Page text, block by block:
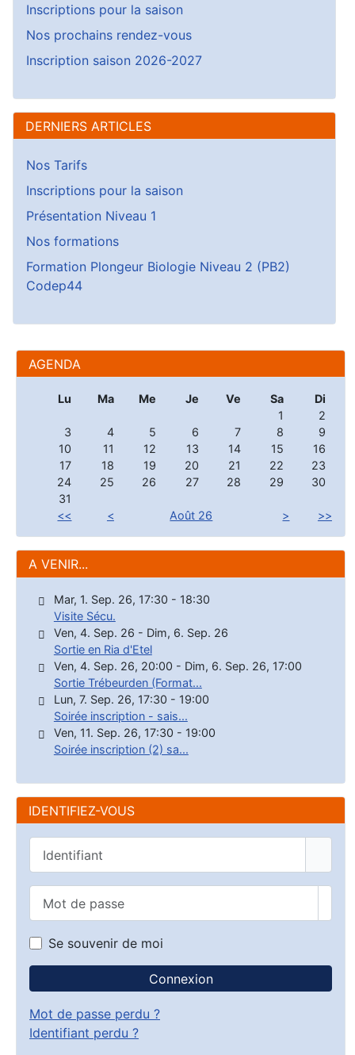
AGENDA
Lu Ma Me Je Ve Sa
Di
1
2
3
4 5 6 7 8
9
10
11 12 13 14 15
16
17
18 19 20 21 22
23
24
25 26 27 28 29
30
31
<<
< Août 26 > >>
A VENIR...
Mar, 1. Sep. 26, 17:30 - 18:30
Visite Sécu.
Ven, 4. Sep. 26 - Dim, 6. Sep. 26
Sortie en Ria d'Etel
Ven, 4. Sep. 26, 20:00 - Dim, 6. Sep. 26, 17:00
Sortie Trébeurden (Format...
Lun, 7. Sep. 26, 17:30 - 19:00
Soirée inscription - sais...
Ven, 11. Sep. 26, 17:30 - 19:00
Soirée inscription (2) sa...
IDENTIFIEZ-VOUS
Se souvenir de moi
Connexion
Mot de passe perdu ?
Identifiant perdu ?
Inscriptions pour la saison
Nos prochains rendez-vous
Inscription saison 2026-2027
DERNIERS ARTICLES
Nos Tarifs
Inscriptions pour la saison
Présentation Niveau 1
Nos formations
Formation Plongeur Biologie Niveau 2 (PB2)
Codep44